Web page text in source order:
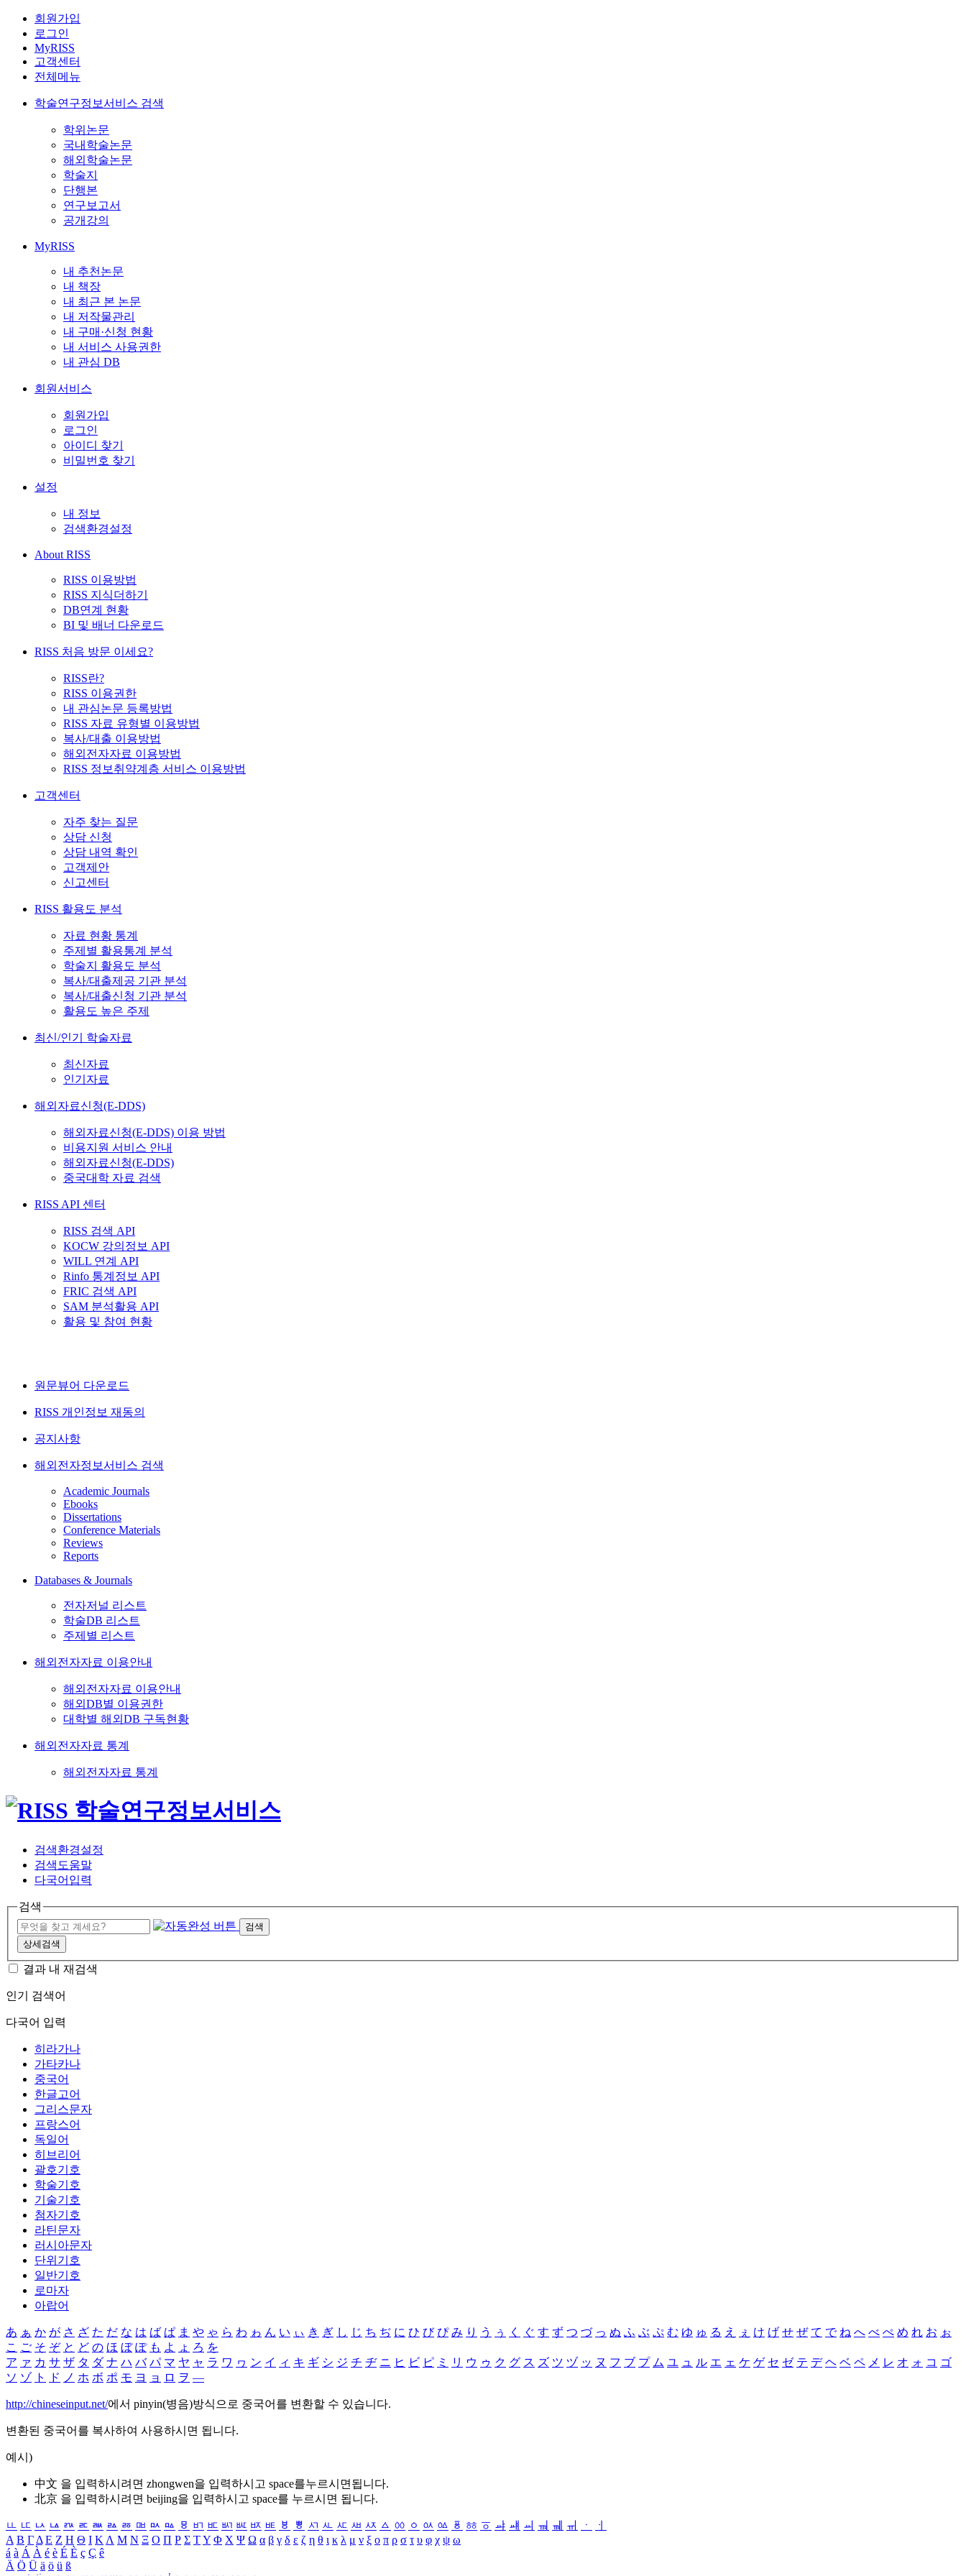
회원가입
로그인
MyRISS
고객센터
전체메뉴
학술연구정보서비스 검색
학위논문
국내학술논문
해외학술논문
학술지
단행본
연구보고서
공개강의
MyRISS
내 추천논문
내 책장
내 최근 본 논문
내 저작물관리
내 구매·신청 현황
내 서비스 사용권한
내 관심 DB
회원서비스
회원가입
로그인
아이디 찾기
비밀번호 찾기
설정
내 정보
검색환경설정
About RISS
RISS 이용방법
RISS 지식더하기
DB연계 현황
BI 및 배너 다운로드
RISS 처음 방문 이세요?
RISS란?
RISS 이용권한
내 관심논문 등록방법
RISS 자료 유형별 이용방법
복사/대출 이용방법
해외전자자료 이용방법
RISS 정보취약계층 서비스 이용방법
고객센터
자주 찾는 질문
상담 신청
상담 내역 확인
고객제안
신고센터
RISS 활용도 분석
자료 현황 통계
주제별 활용통계 분석
학술지 활용도 분석
복사/대출제공 기관 분석
복사/대출신청 기관 분석
활용도 높은 주제
최신/인기 학술자료
최신자료
인기자료
해외자료신청(E-DDS)
해외자료신청(E-DDS) 이용 방법
비용지원 서비스 안내
해외자료신청(E-DDS)
중국대학 자료 검색
RISS API 센터
RISS 검색 API
KOCW 강의정보 API
WILL 연계 API
Rinfo 통계정보 API
FRIC 검색 API
SAM 분석활용 API
활용 및 참여 현황
원문뷰어 다운로드
RISS 개인정보 재동의
공지사항
해외전자정보서비스 검색
Academic Journals
Ebooks
Dissertations
Conference Materials
Reviews
Reports
Databases & Journals
전자저널 리스트
학술DB 리스트
주제별 리스트
해외전자자료 이용안내
해외전자자료 이용안내
해외DB별 이용권한
대학별 해외DB 구독현황
해외전자자료 통계
해외전자자료 통계
검색환경설정
검색도움말
다국어입력
검색
검색
상세검색
결과 내 재검색
인기 검색어
다국어 입력
히라가나
가타카나
중국어
한글고어
그리스문자
프랑스어
독일어
히브리어
괄호기호
학술기호
기술기호
첨자기호
라틴문자
러시아문자
단위기호
일반기호
로마자
아랍어
あ ぁ か が さ ざ た だ な は ば ぱ ま や ゃ ら わ ゎ ん い ぃ き ぎ し じ ち ぢ に ひ び ぴ み り う ぅ く ぐ す ず つ づ っ ぬ ふ ぶ ぷ む ゆ ゅ る え ぇ け げ せ ぜ て で ね へ べ ぺ め れ お ぉ
こ ご そ ぞ と ど の ほ ぼ ぽ も よ ょ ろ を
ア ァ カ サ ザ タ ダ ナ ハ バ パ マ ヤ ャ ラ ワ ヮ ン イ ィ キ ギ シ ジ チ ヂ ニ ヒ ビ ピ ミ リ ウ ゥ ク グ ス ズ ツ ヅ ッ ヌ フ ブ プ ム ユ ュ ル エ ェ ケ ゲ セ ゼ テ デ ヘ ベ ペ メ レ オ ォ コ ゴ
ソ ゾ ト ド ノ ホ ボ ポ モ ヨ ョ ロ ヲ ―
http://chineseinput.net/에서 pinyin(병음)방식으로 중국어를 변환할 수 있습니다.
변환된 중국어를 복사하여 사용하시면 됩니다.
예시)
中文 을 입력하시려면 zhongwen을 입력하시고 space를누르시면됩니다.
北京 을 입력하시려면 beijing을 입력하시고 space를 누르시면 됩니다.
ㅥ ㅦ ㅧ ㅨ ㅩ ㅪ ㅫ ㅬ ㅭ ㅮ ㅯ ㅰ ㅱ ㅲ ㅳ ㅴ ㅵ ㅶ ㅷ ㅸ ㅹ ㅺ ㅻ ㅼ ㅽ ㅾ ㅿ ㆀ ㆁ ㆂ ㆃ ㆄ ㆅ ㆆ ㆇ ㆈ ㆉ ㆊ ㆋ ㆌ ㆍ
ㆎ
Α Β ΓΔ Ε Ζ Η Θ Ι ΚΛ Μ Ν Ξ Ο Π Ρ Σ ΤΥ Φ Χ Ψ Ω α β γ δ ε ζ η θ ι κ λ μ ν ξ ο π ρ σ τ υ φ χ ψ ω
á à Á À é è É È ç Ç ê
Ä Ö Ü ä ö ü ß